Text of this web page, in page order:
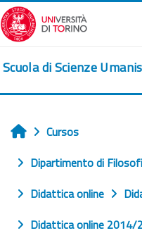
Salta al contenido principal
Scuola di Scienze
Inicio
Cursos
Dipartimento di
Didattica online
Didattica online 2014/